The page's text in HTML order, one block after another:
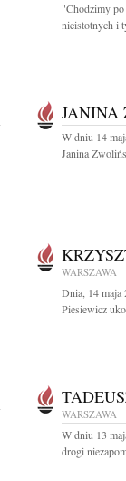
"Chodzimy
nieistotnych i
JANINA
W dniu 14
Janina
WARSZAWA
Dnia, 14 maja
Piesiewicz
WARSZAWA
W dniu 13
drogi